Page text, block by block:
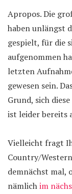
Apropos. Die
haben unlängst
gespielt, für die
aufgenommen
letzten
gewesen sein.
Grund, sich
ist leider bereits
Vielleicht fragt
Country/
demnächst mal,
nämlichim